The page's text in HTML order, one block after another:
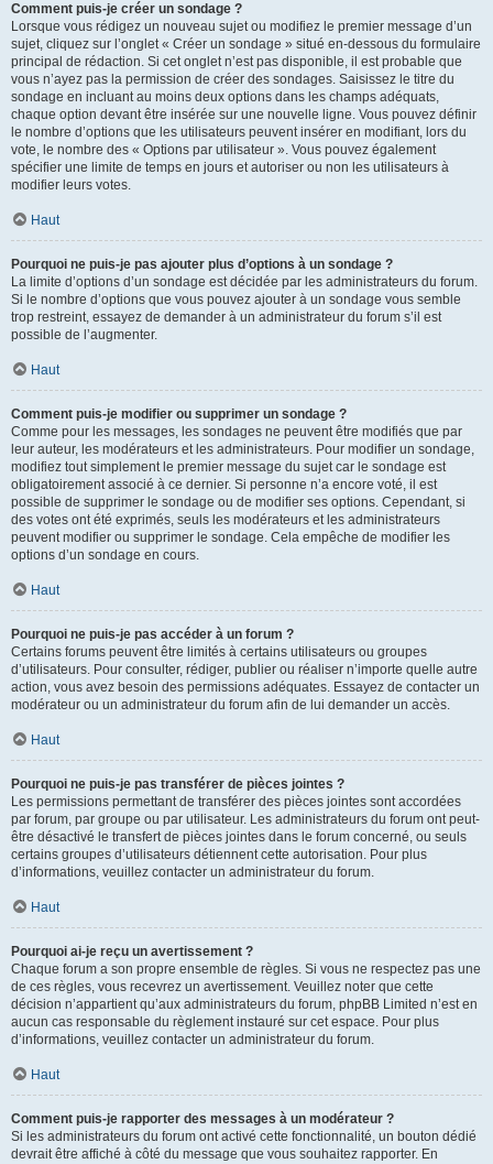
Comment puis-je créer un sondage ?
Lorsque vous rédigez un nouveau sujet ou modifiez le premier message d’un
sujet, cliquez sur l’onglet « Créer un sondage » situé en-dessous du formulaire
principal de rédaction. Si cet onglet n’est pas disponible, il est probable que
vous n’ayez pas la permission de créer des sondages. Saisissez le titre du
sondage en incluant au moins deux options dans les champs adéquats,
chaque option devant être insérée sur une nouvelle ligne. Vous pouvez définir
le nombre d’options que les utilisateurs peuvent insérer en modifiant, lors du
vote, le nombre des « Options par utilisateur ». Vous pouvez également
spécifier une limite de temps en jours et autoriser ou non les utilisateurs à
modifier leurs votes.
Haut
Pourquoi ne puis-je pas ajouter plus d’options à un sondage ?
La limite d’options d’un sondage est décidée par les administrateurs du forum.
Si le nombre d’options que vous pouvez ajouter à un sondage vous semble
trop restreint, essayez de demander à un administrateur du forum s’il est
possible de l’augmenter.
Haut
Comment puis-je modifier ou supprimer un sondage ?
Comme pour les messages, les sondages ne peuvent être modifiés que par
leur auteur, les modérateurs et les administrateurs. Pour modifier un sondage,
modifiez tout simplement le premier message du sujet car le sondage est
obligatoirement associé à ce dernier. Si personne n’a encore voté, il est
possible de supprimer le sondage ou de modifier ses options. Cependant, si
des votes ont été exprimés, seuls les modérateurs et les administrateurs
peuvent modifier ou supprimer le sondage. Cela empêche de modifier les
options d’un sondage en cours.
Haut
Pourquoi ne puis-je pas accéder à un forum ?
Certains forums peuvent être limités à certains utilisateurs ou groupes
d’utilisateurs. Pour consulter, rédiger, publier ou réaliser n’importe quelle autre
action, vous avez besoin des permissions adéquates. Essayez de contacter un
modérateur ou un administrateur du forum afin de lui demander un accès.
Haut
Pourquoi ne puis-je pas transférer de pièces jointes ?
Les permissions permettant de transférer des pièces jointes sont accordées
par forum, par groupe ou par utilisateur. Les administrateurs du forum ont peut-
être désactivé le transfert de pièces jointes dans le forum concerné, ou seuls
certains groupes d’utilisateurs détiennent cette autorisation. Pour plus
d’informations, veuillez contacter un administrateur du forum.
Haut
Pourquoi ai-je reçu un avertissement ?
Chaque forum a son propre ensemble de règles. Si vous ne respectez pas une
de ces règles, vous recevrez un avertissement. Veuillez noter que cette
décision n’appartient qu’aux administrateurs du forum, phpBB Limited n’est en
aucun cas responsable du règlement instauré sur cet espace. Pour plus
d’informations, veuillez contacter un administrateur du forum.
Haut
Comment puis-je rapporter des messages à un modérateur ?
Si les administrateurs du forum ont activé cette fonctionnalité, un bouton dédié
devrait être affiché à côté du message que vous souhaitez rapporter. En